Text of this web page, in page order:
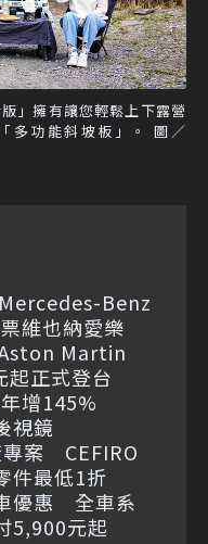
」擁有讓您輕鬆上下露營
多功能斜坡板」。 圖／
Benz
維也納愛樂
Martin
起正式登台
增145%
視鏡
專案 CEFIRO
件最低1折
優惠 全車系
5,900元起